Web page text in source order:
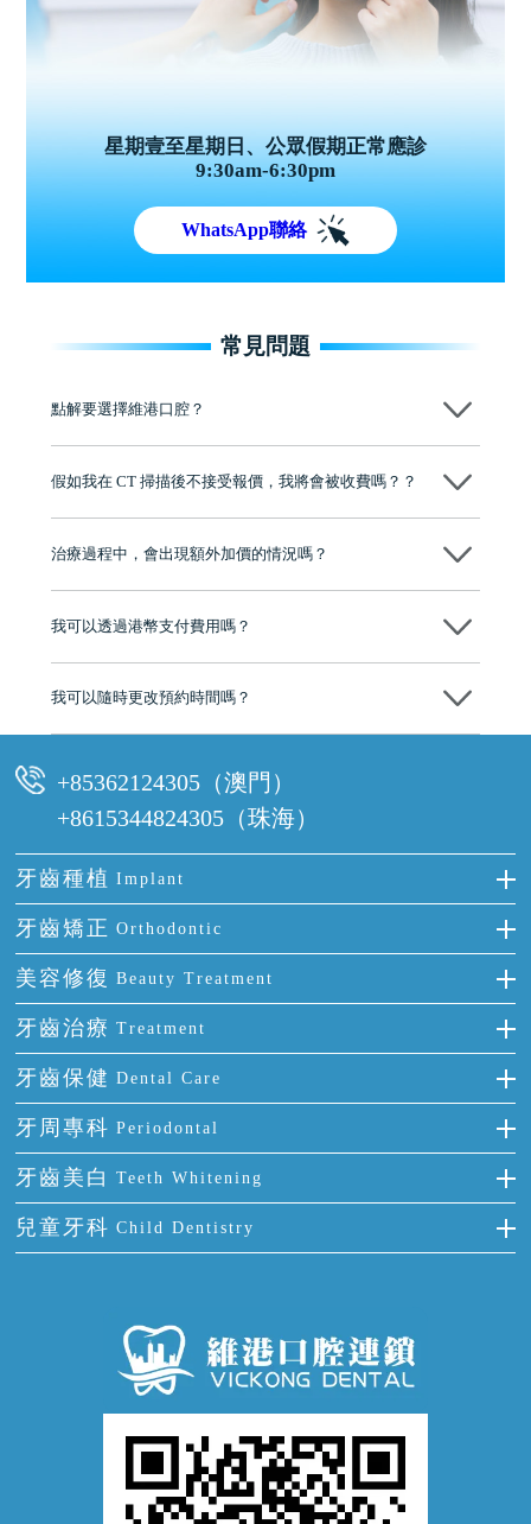
星期壹至星期日、公眾假期正常應診
9:30am-6:30pm
WhatsApp聯絡
常見問題
點解要選擇維港口腔？
維港口腔踐行「醫道濟世」的大學校訓，各分院匯聚來自香港、內地的
牌」、「2025香港企業領袖品牌」，是諾貝爾種植系統全球放心植牙中
至今已服務超過三十個國家和地區的顧客，受到粵港澳大灣區及周邊城
市市民極高的口碑評價及信任推薦 珠海、深圳設有八大分院，香港亦設
有咨詢及服務保障中心，有任何問題都可以隨時預約免費咨詢，讓人十
假如我在 CT 掃描後不接受報價，我將會被收費嗎？？
治療過程中，會出現額外加價的情況嗎？
我可以透過港幣支付費用嗎？
我可以隨時更改預約時間嗎？
可以，請盡早通過wechat或whatsapp聯絡我們，告知我們你原本預約的
+85362124305（澳門）
+8615344824305（珠海）
牙齒種植 Implant
種牙
單顆牙缺失
門牙缺失
多顆牙缺失
半口缺失
全口缺失
牙齒矯正 Orthodontic
隱形箍牙
前牙反頜
牙齒擁擠
牙齒前突
牙齒稀疏
美容修復 Beauty Treatment
全瓷牙
烤瓷牙
氟斑牙
四環素牙
活動假牙
牙貼面
牙齒治療 Treatment
補牙
智齒
根管治療
拔牙
牙痛
牙齒保健 Dental Care
正確刷牙
全國愛牙日
預防牙病
牙科通識
牙周專科 Periodontal
牙周炎
牙齦出血
牙齦炎
牙齦萎縮
牙齒美白 Teeth Whitening
冷光美白
兒童牙科 Child Dentistry